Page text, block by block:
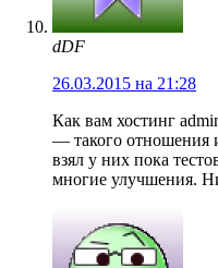
dDF
26.03.2015 на 21:28
Как вам хостинг
— такого отношения
взял у них пока
многие улучшения.